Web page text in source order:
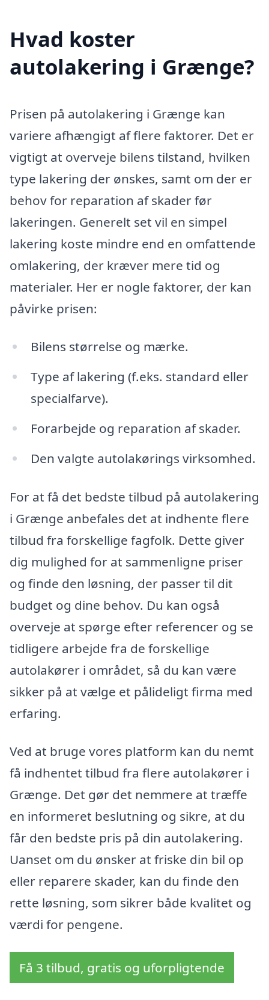
Hvad koster
autolakering i Grænge?
Prisen på autolakering i Grænge kan
variere afhængigt af flere faktorer. Det er
vigtigt at overveje bilens tilstand, hvilken
type lakering der ønskes, samt om der er
behov for reparation af skader før
lakeringen. Generelt set vil en simpel
lakering koste mindre end en omfattende
omlakering, der kræver mere tid og
materialer. Her er nogle faktorer, der kan
påvirke prisen:
Bilens størrelse og mærke.
Type af lakering (f.eks. standard eller
specialfarve).
Forarbejde og reparation af skader.
Den valgte autolakørings virksomhed.
For at få det bedste tilbud på autolakering
i Grænge anbefales det at indhente flere
tilbud fra forskellige fagfolk. Dette giver
dig mulighed for at sammenligne priser
og finde den løsning, der passer til dit
budget og dine behov. Du kan også
overveje at spørge efter referencer og se
tidligere arbejde fra de forskellige
autolakører i området, så du kan være
sikker på at vælge et pålideligt firma med
erfaring.
Ved at bruge vores platform kan du nemt
få indhentet tilbud fra flere autolakører i
Grænge. Det gør det nemmere at træffe
en informeret beslutning og sikre, at du
får den bedste pris på din autolakering.
Uanset om du ønsker at friske din bil op
eller reparere skader, kan du finde den
rette løsning, som sikrer både kvalitet og
værdi for pengene.
Få 3 tilbud, gratis og uforpligtende